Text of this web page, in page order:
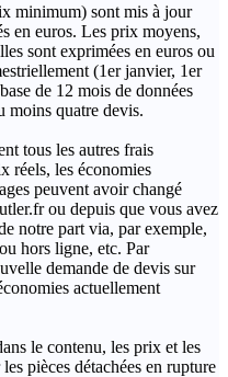
minimum) sont mis à jour
en euros. Les prix moyens,
sont exprimées en euros ou
(1er janvier, 1er
de 12 mois de données
moins quatre devis.
tous les autres frais
réels, les économies
peuvent avoir changé
ou depuis que vous avez
notre part via, par exemple,
hors ligne, etc. Par
demande de devis sur
actuellement
le contenu, les prix et les
pièces détachées en rupture